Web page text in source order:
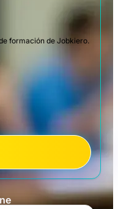
formación de Jobkiero.